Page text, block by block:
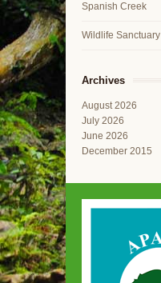
Spanish Creek
Wildlife Sanctuary
Archives
August 2026
July 2026
June 2026
December 2015